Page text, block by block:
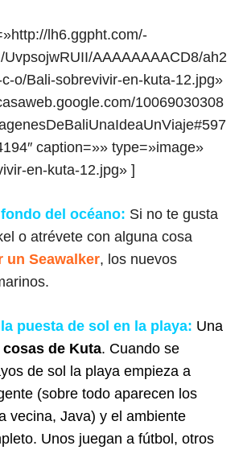
lh6.ggpht.com/-
AAAAAAAACD8/ah2
o/Bali-sobrevivir-en-kuta-12.jpg»
10069030308
caption=»» type=»image»
en-kuta-12.jpg» ]
del océano: Si no te gusta
o atrévete con alguna cosa
un Seawalker, los nuevos
puesta de sol en la playa: Una
de Kuta. Cuando se
de sol la playa empieza a
(sobre todo aparecen los
vecina, Java) y el ambiente
Unos juegan a fútbol, otros